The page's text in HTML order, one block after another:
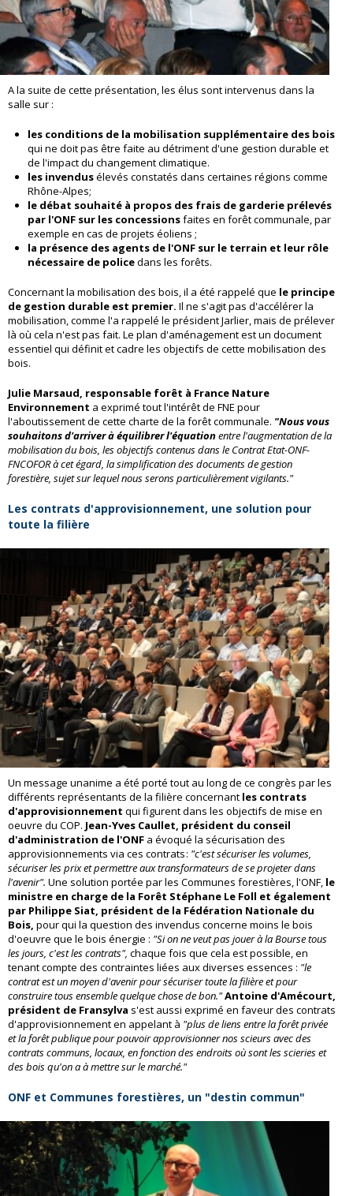
A la suite de cette présentation, les élus sont intervenus dans la
salle sur :
les conditions de la mobilisation supplémentaire des bois
qui ne doit pas être faite au détriment d'une gestion durable et
de l'impact du changement climatique.
les invendusélevés constatés dans certaines régions comme
Rhône-Alpes;
le débat souhaité à propos des frais de garderie prélevés
par l'ONF sur les concessionsfaites en forêt communale, par
exemple en cas de projets éoliens ;
la présence des agents de l'ONF sur le terrain et leur rôle
nécessaire de policedans les forêts.
Concernant la mobilisation des bois, il a été rappelé que le principe
de gestion durable est premier. Il ne s'agit pas d'accélérer la
mobilisation, comme l'a rappelé le président Jarlier, mais de prélever
là où cela n'est pas fait. Le plan d'aménagement est un document
essentiel qui définit et cadre les objectifs de cette mobilisation des
bois.
Julie Marsaud, responsable forêt à France Nature
Environnement a exprimé tout l'intérêt de FNE pour
l'aboutissement de cette charte de la forêt communale. "Nous vous
souhaitons d'arriver à équilibrer l'équationentre l'augmentation de la
mobilisation du bois, les objectifs contenus dans le Contrat Etat-ONF-
FNCOFOR à cet égard, la simplification des documents de gestion
forestière, sujet sur lequel nous serons particulièrement vigilants."
Les contrats d'approvisionnement, une solution pour
toute la filière
Un message unanime a été porté tout au long de ce congrès par les
différents représentants de la filière concernant les contrats
d'approvisionnement qui figurent dans les objectifs de mise en
oeuvre du COP. Jean-Yves Caullet, président du conseil
d'administration de l'ONF a évoqué la sécurisation des
approvisionnements via ces contrats : "c'est sécuriser les volumes,
sécuriser les prix et permettre aux transformateurs de se projeter dans
l'avenir". Une solution portée par les Communes forestières, l'ONF, le
ministre en charge de la Forêt Stéphane Le Foll et également
par Philippe Siat, président de la Fédération Nationale du
Bois, pour qui la question des invendus concerne moins le bois
d'oeuvre que le bois énergie : "Si on ne veut pas jouer à la Bourse tous
les jours, c'est les contrats", chaque fois que cela est possible, en
tenant compte des contraintes liées aux diverses essences : "le
contrat est un moyen d'avenir pour sécuriser toute la filière et pour
construire tous ensemble quelque chose de bon."Antoine d'Amécourt,
président de Fransylva s'est aussi exprimé en faveur des contrats
d'approvisionnement en appelant à "plus de liens entre la forêt privée
et la forêt publique pour pouvoir approvisionner nos scieurs avec des
contrats communs, locaux, en fonction des endroits où sont les scieries et
des bois qu'on a à mettre sur le marché."
ONF et Communes forestières, un "destin commun"